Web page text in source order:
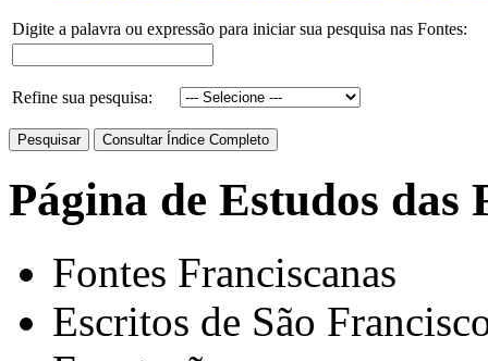
Digite a palavra ou expressão para iniciar sua pesquisa nas Fontes:
Refine sua pesquisa:
Página de Estudos das
Fontes Franciscanas
Escritos de São